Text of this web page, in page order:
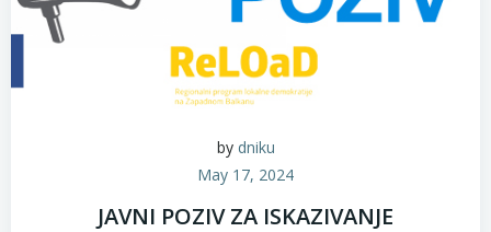
by dniku
May 17, 2024
JAVNI POZIV ZA ISKAZIVANJE